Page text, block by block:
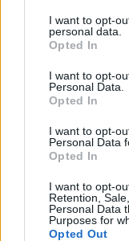
I want to opt-
personal data.
Opted In
I want to opt-
Personal Data.
Opted In
I want to opt-
Personal Data
Opted In
I want to opt-
Retention,
Personal Data
Purposes for
Opted Out